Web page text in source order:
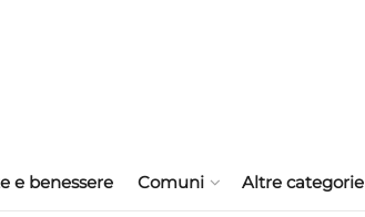
e benessere Comuni Altre categorie